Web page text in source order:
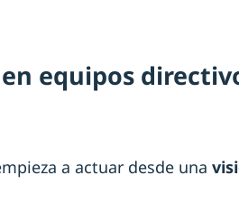
equipos
a actuar desde una